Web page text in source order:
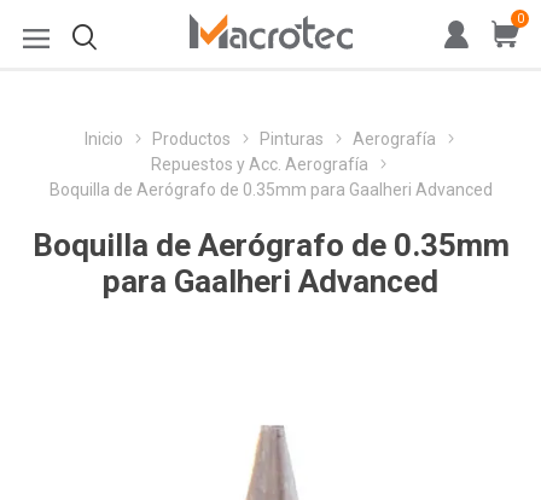
0
Inicio Productos Pinturas
Aerografía
Repuestos y Acc. Aerografía
Boquilla de Aerógrafo de 0.35mm para Gaalheri Advanced
Boquilla de Aerógrafo de 0.35mm
para Gaalheri Advanced